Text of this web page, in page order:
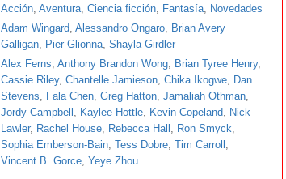
Acción, Aventura, Ciencia ficción, Fantasía, Novedades
Adam Wingard, Alessandro Ongaro, Brian Avery
Galligan, Pier Glionna, Shayla Girdler
Alex Ferns, Anthony Brandon Wong, Brian Tyree Henry,
Cassie Riley, Chantelle Jamieson, Chika Ikogwe, Dan
Stevens, Fala Chen, Greg Hatton, Jamaliah Othman,
Jordy Campbell , Kaylee Hottle, Kevin Copeland, Nick
Lawler, Rachel House, Rebecca Hall , Ron Smyck,
Sophia Emberson-Bain, Tess Dobre, Tim Carroll ,
Vincent B. Gorce, Yeye Zhou